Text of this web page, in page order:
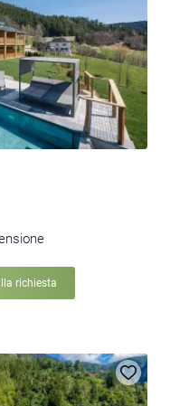
richiesta